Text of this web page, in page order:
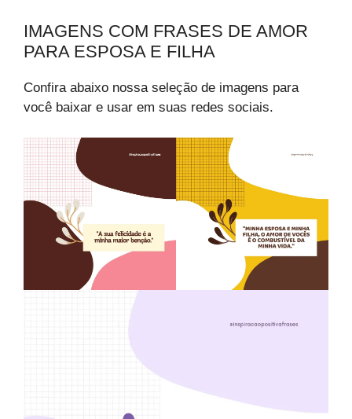
IMAGENS COM FRASES DE AMOR
PARA ESPOSA E FILHA
Confira abaixo nossa seleção de imagens para
você baixar e usar em suas redes sociais.